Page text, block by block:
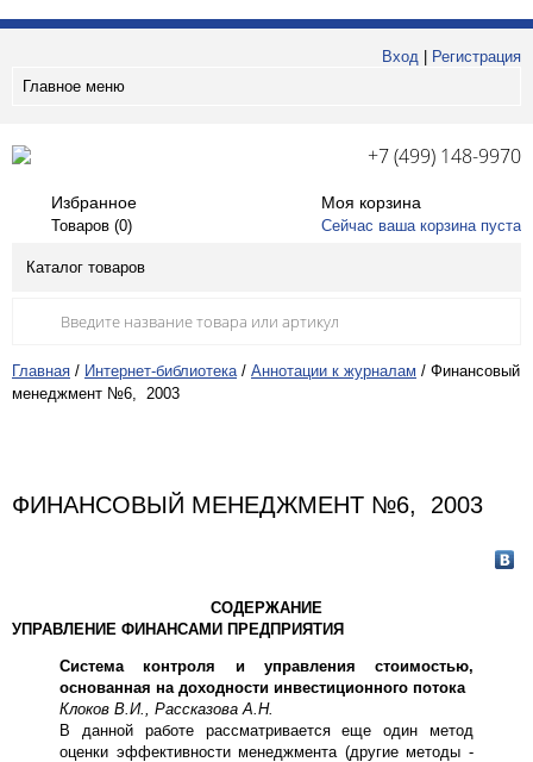
Вход
Регистрация
Главное меню
+7 (499) 148-9970
Избранное
Товаров (0)
Моя корзина
Сейчас ваша корзина пуста
Каталог товаров
Главная / Интернет-библиотека / Аннотации к журналам / Финансовый
менеджмент №6, 2003
ФИНАНСОВЫЙ МЕНЕДЖМЕНТ №6, 2003
СОДЕРЖАНИЕ
УПРАВЛЕНИЕ ФИНАНСАМИ ПРЕДПРИЯТИЯ
Система контроля и управления стоимостью,
основанная на доходности инвестиционного потока
Клоков В.И., Рассказова А.Н.
В данной работе рассматривается еще один метод
оценки эффективности менеджмента (другие методы -